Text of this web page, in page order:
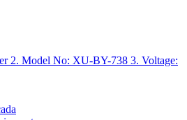
2. Model No: XU-BY-738 3. Voltage: